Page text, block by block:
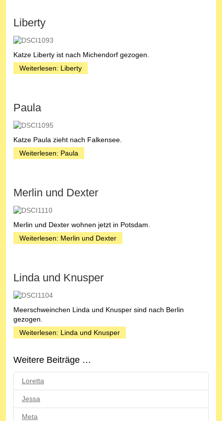
Liberty
Katze Liberty ist nach Michendorf gezogen.
Weiterlesen: Liberty
Paula
Katze Paula zieht nach Falkensee.
Weiterlesen: Paula
Merlin und Dexter
Merlin und Dexter wohnen jetzt in Potsdam.
Weiterlesen: Merlin und Dexter
Linda und Knusper
Meerschweinchen Linda und Knusper sind nach Berlin
gezogen.
Weiterlesen: Linda und Knusper
Weitere Beiträge …
Loretta
Jessa
Meta